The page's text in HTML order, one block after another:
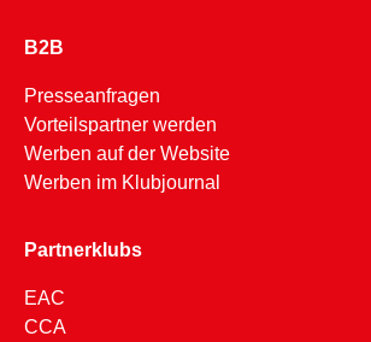
B2B
Presseanfragen
Vorteilspartner werden
Werben auf der Website
Werben im Klubjournal
Partnerklubs
EAC
CCA